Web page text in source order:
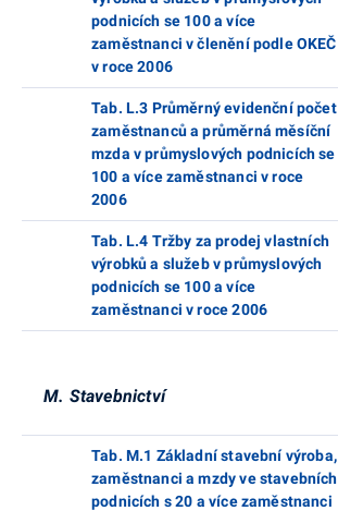
podnicích se 100 a více
zaměstnanci v členění podle OKEČ
v roce 2006
Tab. L.3 Průměrný evidenční počet
zaměstnanců a průměrná měsíční
mzda v průmyslových podnicích se
100 a více zaměstnanci v roce
2006
Tab. L.4 Tržby za prodej vlastních
výrobků a služeb v průmyslových
podnicích se 100 a více
zaměstnanci v roce 2006
M. Stavebnictví
Tab. M.1 Základní stavební výroba,
zaměstnanci a mzdy ve stavebních
podnicích s 20 a více zaměstnanci